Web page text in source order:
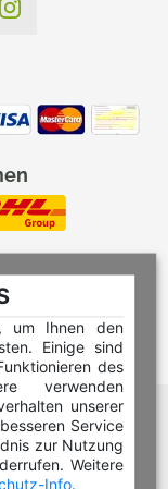
um Ihnen den
Einige sind
des
verwenden
unserer
Service
zur Nutzung
Weitere
Info.